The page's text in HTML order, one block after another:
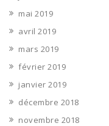
mai 2019
avril 2019
mars 2019
février 2019
janvier 2019
décembre 2018
novembre 2018